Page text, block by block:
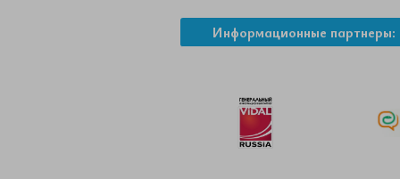
Информационные партнеры: